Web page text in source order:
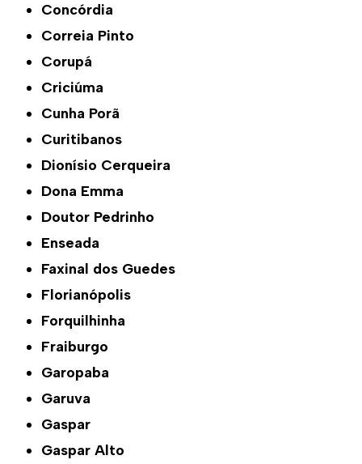
Concórdia
Correia Pinto
Corupá
Criciúma
Cunha Porã
Curitibanos
Dionísio Cerqueira
Dona Emma
Doutor Pedrinho
Enseada
Faxinal dos Guedes
Florianópolis
Forquilhinha
Fraiburgo
Garopaba
Garuva
Gaspar
Gaspar Alto